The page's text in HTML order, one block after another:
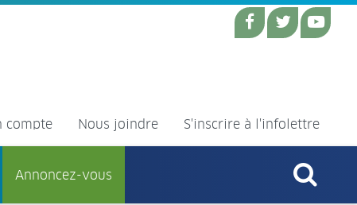
compte Nous joindre S'inscrire à l'infolettre
Annoncez-vous